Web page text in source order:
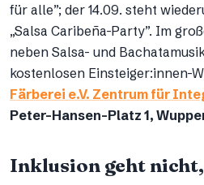
für alle”; der 14.09. steht
„Salsa Caribeña-Party”. Im
neben Salsa- und
kostenlosen Einsteiger:innen-
Färberei e.V. Zentrum für
Peter-Hansen-Platz 1,
Inklusion geht